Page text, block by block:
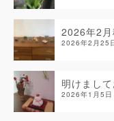
2026年2月
2026年2月25
明けまし
2026年1月5日